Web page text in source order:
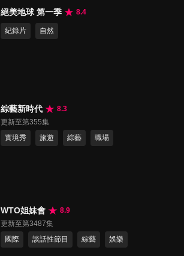
絕美地球 第一季 8.4
紀錄片 自然
綜藝新時代
8.3
更新至第355集
實境秀
旅遊 綜藝 職場
WTO姐妹會
8.9
更新至第3487集
國際
談話性節目 綜藝 娛樂